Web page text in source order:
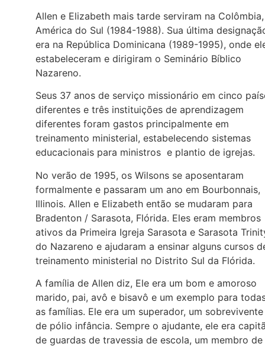
Allen e Elizabeth mais tarde serviram na Colômbia,
América do Sul (1984-1988). Sua última
era na República Dominicana (1989-1995), onde
estabeleceram e dirigiram o Seminário Bíblico
Nazareno.
Seus 37 anos de serviço missionário em cinco
diferentes e três instituições de aprendizagem
diferentes foram gastos principalmente em
treinamento ministerial, estabelecendo sistemas
educacionais para ministros e plantio de igrejas.
No verão de 1995, os Wilsons se aposentaram
formalmente e passaram um ano em Bourbonnais,
Illinois. Allen e Elizabeth então se mudaram para
Bradenton / Sarasota, Flórida. Eles eram membros
ativos da Primeira Igreja Sarasota e Sarasota
do Nazareno e ajudaram a ensinar alguns cursos
treinamento ministerial no Distrito Sul da Flórida.
A família de Allen diz, Ele era um bom e amoroso
marido, pai, avô e bisavô e um exemplo para
as famílias. Ele era um superador, um sobrevivente
de pólio infância. Sempre o ajudante, ele era
de guardas de travessia de escola, um membro de